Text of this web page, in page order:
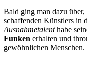
Bald ging man dazu über,
schaffenden Künstlers in
Ausnahmetalenthabe
Funken erhalten und
gewöhnlichen Menschen.